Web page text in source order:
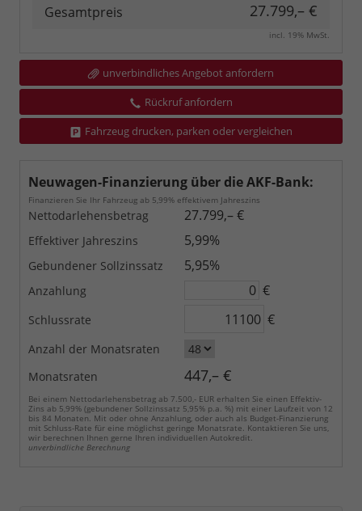
Gesamtpreis 27.799,– €
incl. 19% MwSt.
unverbindliches Angebot anfordern
Rückruf anfordern
Fahrzeug drucken, parken oder vergleichen
Neuwagen-Finanzierung über die AKF-Bank:
Finanzieren Sie Ihr Fahrzeug ab 5,99% effektivem Jahreszins
Nettodarlehensbetrag 27.799,– €
Effektiver Jahreszins 5,99%
Gebundener Sollzinssatz 5,95%
Anzahlung €
Schlussrate €
Anzahl der Monatsraten
Monatsraten
447,– €
Bei einem Nettodarlehensbetrag ab 7.500,- EUR erhalten Sie einen Effektiv-
Zins ab 5,99% (gebundener Sollzinssatz 5,95% p.a. %) mit einer Laufzeit von 12
bis 84 Monaten. Mit oder ohne Anzahlung, oder auch als Budget-Finanzierung
mit Schluss-Rate für eine möglichst geringe Monatsrate. Kontaktieren Sie uns,
wir berechnen Ihnen gerne Ihren individuellen Autokredit.
unverbindliche Berechnung